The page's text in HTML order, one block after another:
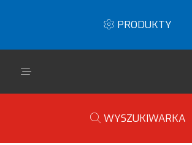
PRODUKTY
WYSZUKIWARKA